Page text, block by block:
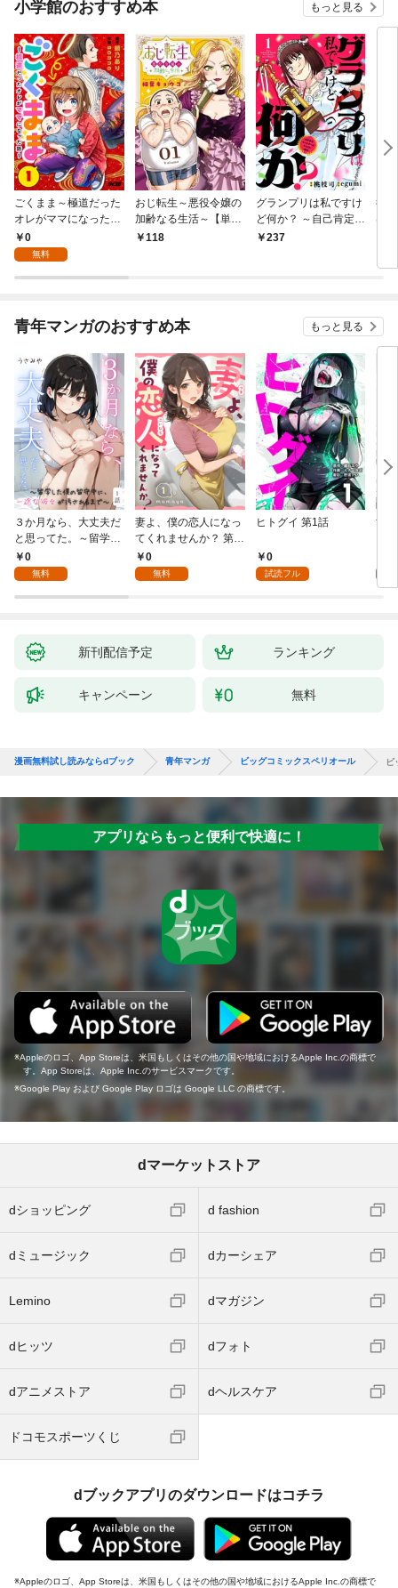
小学館のおすすめ本 もっと見る
ごくまま～極道だった
オレがママになった話
～【単話】（１）
0
無料
おじ転生～悪役令嬢の
加齢なる生活～【単
話】（１）
118
グランプリは私ですけ
ど何か？ ～自己肯定モ
ンスターのミスコン無
237
後
は
青年マンガのおすすめ本 もっと見る
３か月なら、大丈夫だ
と思ってた。～留学し
た僕の留守中に、一途
な彼女が汚されるまで
0
無料
妻よ、僕の恋人になっ
てくれませんか？ 第1
話0
無料
ヒトグイ 第1話
0
試読フル
世
新刊配信予定 ランキング
キャンペーン 無料
漫画無料試し読みならdブック 青年マンガ ビッグコミックスペリオール ビ
アプリならもっと便利で快適に！
Appleのロゴ、App Storeは、米国もしくはその他の国や地域におけるApple Inc.の商標で
す。App Storeは、Apple Inc.のサービスマークです。
Google Play および Google Play ロゴは Google LLC の商標です。
dマーケットストア
dショッピング d fashion
dミュージック dカーシェア
Lemino dマガジン
dヒッツ dフォト
dアニメストア dヘルスケア
ドコモスポーツくじ
dブックアプリのダウンロードはコチラ
Appleのロゴ、App Storeは、米国もしくはその他の国や地域におけるApple Inc.の商標で